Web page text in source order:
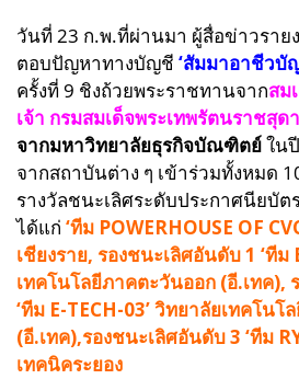
วันที่ 23 ก.พ.ที่ผ่านมา ผู้สื่อข่าวรา
ตอบปัญหาทางบัญชี ‘สัมมาอาชีวบั
ครั้งที่ 9 ชิงถ้วยพระราชทานจากสม
เจ้า กรมสมเด็จพระเทพรัตนราชสุด
จากมหาวิทยาลัยธุรกิจบัณฑิตย์ใน
จากสถาบันต่าง ๆ เข้าร่วมทั้งหมด
รางวัลชนะเลิศระดับประกาศนียบั
ได้แก่ ‘ทีม POWERHOUSE OF
เชียงราย, รองชนะเลิศอันดับ 1 ‘ทีม
เทคโนโลยีภาคตะวันออก (อี.เทค),
‘ทีม E-TECH-03’ วิทยาลัยเทคโน
(อี.เทค),รองชนะเลิศอันดับ 3 ‘ทีม
เทคนิคระยอง